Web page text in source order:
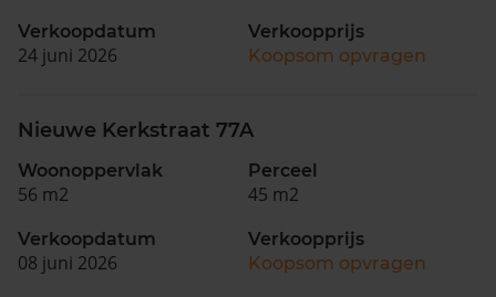
Verkoopdatum
24 juni 2026
Verkoopprijs
Koopsom opvragen
Nieuwe Kerkstraat 77A
Woonoppervlak
56 m2
Perceel
45 m2
Verkoopdatum
08 juni 2026
Verkoopprijs
Koopsom opvragen